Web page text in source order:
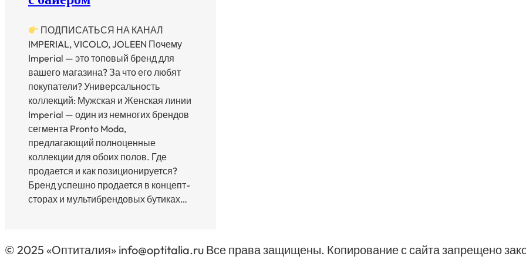
ПОДПИСАТЬСЯ НА КАНАЛ
IMPERIAL, VICOLO, JOLEEN Почему
Imperial — это топовый бренд для
вашего магазина? За что его любят
покупатели? Универсальность
коллекций: Мужская и Женская линии
Imperial — один из немногих брендов
сегмента Pronto Moda,
предлагающий полноценные
коллекции для обоих полов. Где
продается и как позиционируется?
Бренд успешно продается в концепт-
сторах и мультибрендовых бутиках…
© 2025 «Оптиталия» info@optitalia.ru Все права защищены. Копирование с сайта запрещено